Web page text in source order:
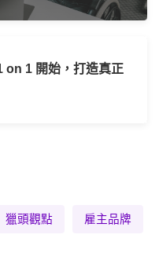
on 1 開始，打造真正
獵頭觀點 雇主品牌